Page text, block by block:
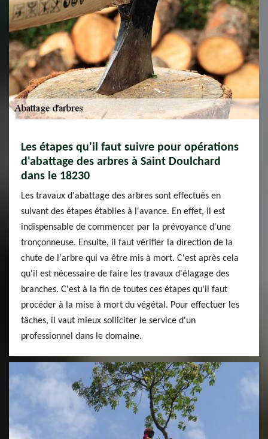
Les étapes qu'il faut suivre pour opérations
d'abattage des arbres à Saint Doulchard
dans le 18230
Les travaux d'abattage des arbres sont effectués en
suivant des étapes établies à l'avance. En effet, il est
indispensable de commencer par la prévoyance d'une
tronçonneuse. Ensuite, il faut vérifier la direction de la
chute de l'arbre qui va être mis à mort. C'est après cela
qu'il est nécessaire de faire les travaux d'élagage des
branches. C'est à la fin de toutes ces étapes qu'il faut
procéder à la mise à mort du végétal. Pour effectuer les
tâches, il vaut mieux solliciter le service d'un
professionnel dans le domaine.